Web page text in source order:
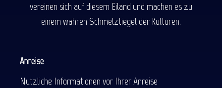
vereinen sich auf diesem Eiland und machen es zu
einem wahren Schmelztiegel der Kulturen.
Anreise
Nützliche Informationen vor Ihrer Anreise